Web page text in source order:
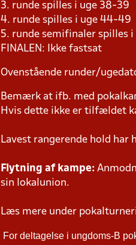
3. runde spilles i uge 38-39
4. runde spilles i uge 44-49
5. runde semifinaler spilles i
FINALEN: Ikke fastsat
Ovenstående runder/
Bemærk at ifb. med
Hvis dette ikke er tilfældet
Lavest rangerende hold
Flytning af kampe:
sin lokalunion.
Læs mere under
For deltagelse i ungdoms-B